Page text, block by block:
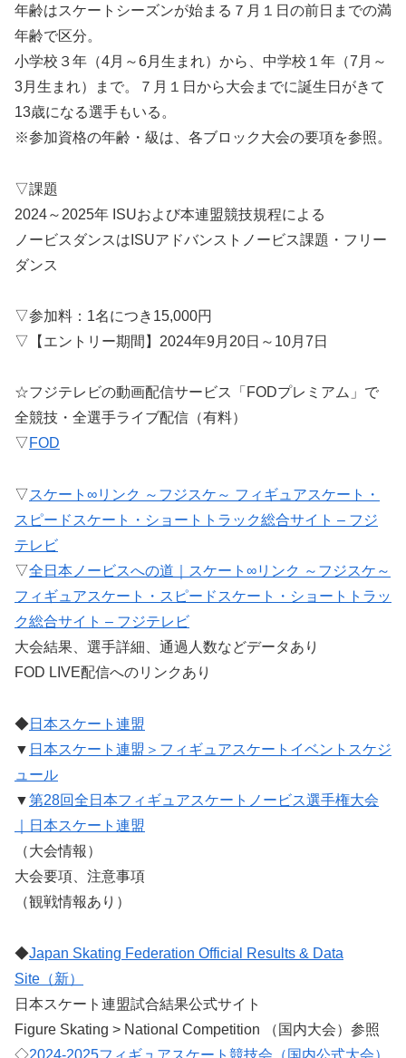
年齢はスケートシーズンが始まる７月１日の前日までの満
年齢で区分。
小学校３年（4月～6月生まれ）から、中学校１年（7月～
3月生まれ）まで。７月１日から大会までに誕生日がきて
13歳になる選手もいる。
※参加資格の年齢・級は、各ブロック大会の要項を参照。
▽課題
2024～2025年 ISUおよび本連盟競技規程による
ノービスダンスはISUアドバンストノービス課題・フリー
ダンス
▽参加料：1名につき15,000円
▽【エントリー期間】2024年9月20日～10月7日
☆フジテレビの動画配信サービス「FODプレミアム」で
全競技・全選手ライブ配信（有料）
▽FOD
▽スケート∞リンク ～フジスケ～ フィギュアスケート・
スピードスケート・ショートトラック総合サイト – フジ
テレビ
▽全日本ノービスへの道｜スケート∞リンク ～フジスケ～
フィギュアスケート・スピードスケート・ショートトラッ
ク総合サイト – フジテレビ
大会結果、選手詳細、通過人数などデータあり
FOD LIVE配信へのリンクあり
◆日本スケート連盟
▼ 日本スケート連盟＞フィギュアスケートイベントスケジ
ュール
▼第28回全日本フィギュアスケートノービス選手権大会
｜日本スケート連盟
（大会情報）
大会要項、注意事項
（観戦情報あり）
◆Japan Skating Federation Official Results & Data
Site（新）
日本スケート連盟試合結果公式サイト
Figure Skating > National Competition （国内大会）参照
◇2024-2025フィギュアスケート競技会（国内公式大会）